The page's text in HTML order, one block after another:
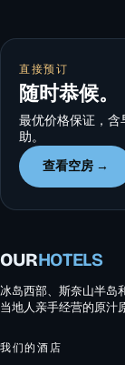
直接预订
随时恭候。
最优价格保证，
助。
查看空房 →
OURHOTELS
冰岛西部、斯奈山半岛
当地人亲手经营的原汁
我们的酒店